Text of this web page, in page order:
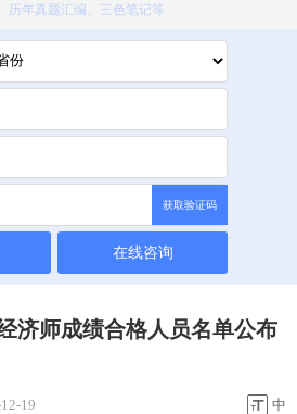
历年真题汇编、三色笔记等
获取验证码
在线咨询
济师成绩合格人员名单公布
19 中